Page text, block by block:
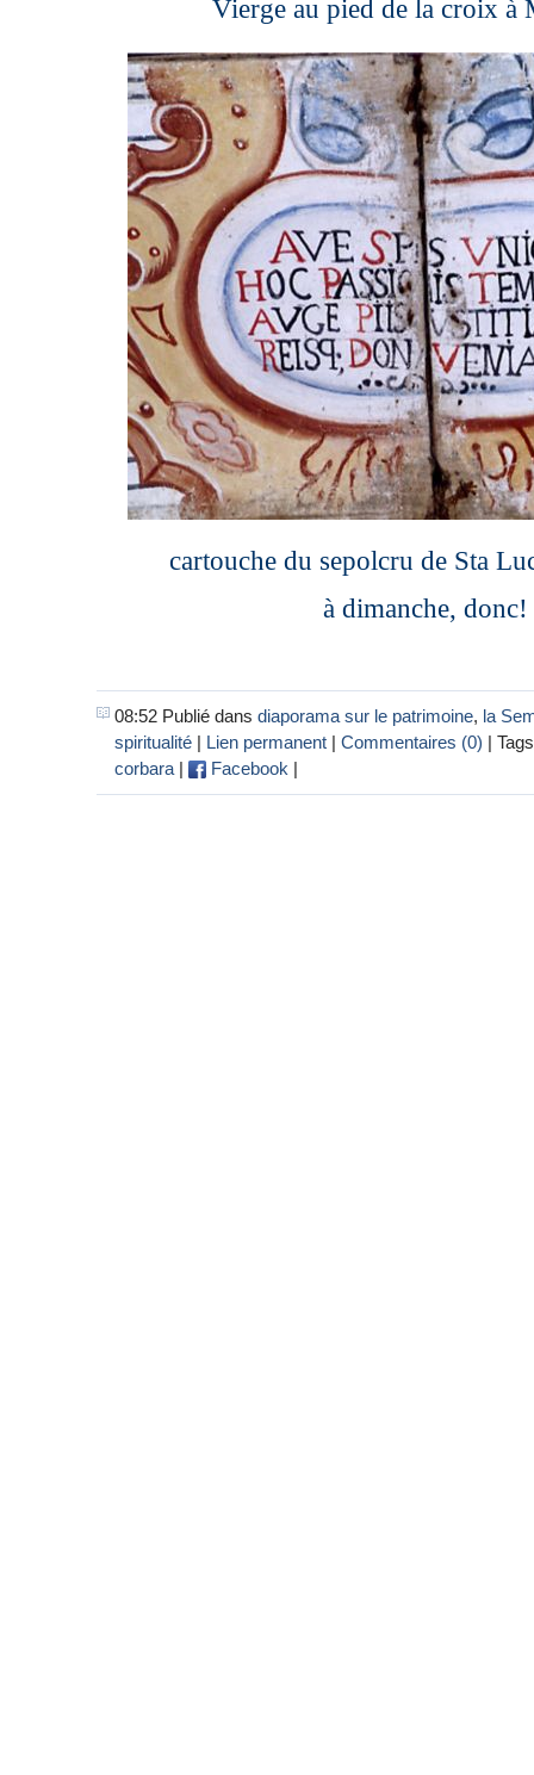
Vierge au pied de la croix à
cartouche du sepolcru de Sta
à dimanche, donc!
08:52 Publié dans diaporama sur le patrimoine, la
spiritualité | Lien permanent | Commentaires (0) |
corbara | Facebook |